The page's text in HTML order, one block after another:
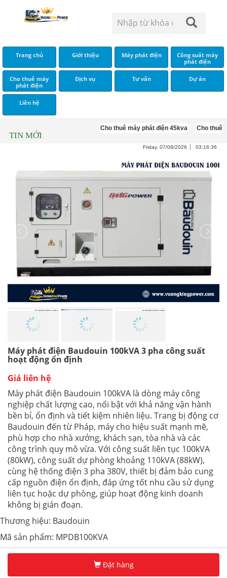
Trang chủ Giới thiệu Máy phát điện
Công suất máy
phát điện
Cho thuê máy
phát điện
Dịch vụ Tư vấn Dự án
Liên hệ
TIN MỚI
Cho thuê máy phát điện 45kva Cho thuê
Friday, 07/08/2026 03:16:37
Máy phát điện Baudouin 100kVA 3 pha công suất
hoạt động ổn định
Giá liên hệ
Máy phát điện Baudouin 100kVA là dòng máy công
nghiệp chất lượng cao, nổi bật với khả năng vận hành
bền bỉ, ổn định và tiết kiệm nhiên liệu. Trang bị động cơ
Baudouin đến từ Pháp, máy cho hiệu suất mạnh mẽ,
phù hợp cho nhà xưởng, khách sạn, tòa nhà và các
công trình quy mô vừa. Với công suất liên tục 100kVA
(80kW), công suất dự phòng khoảng 110kVA (88kW),
cùng hệ thống điện 3 pha 380V, thiết bị đảm bảo cung
cấp nguồn điện ổn định, đáp ứng tốt nhu cầu sử dụng
liên tục hoặc dự phòng, giúp hoạt động kinh doanh
không bị gián đoạn.
Thương hiệu: Baudouin
Mã sản phẩm: MPDB100KVA
Đặt hàng